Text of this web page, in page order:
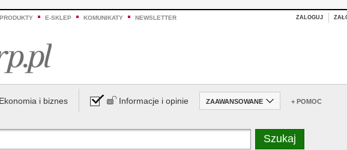
E-SKLEP KOMUNIKATY NEWSLETTER ZALOGUJ
Ekonomia i biznes Informacje i opinie ZAAWANSOWANE + POMOC